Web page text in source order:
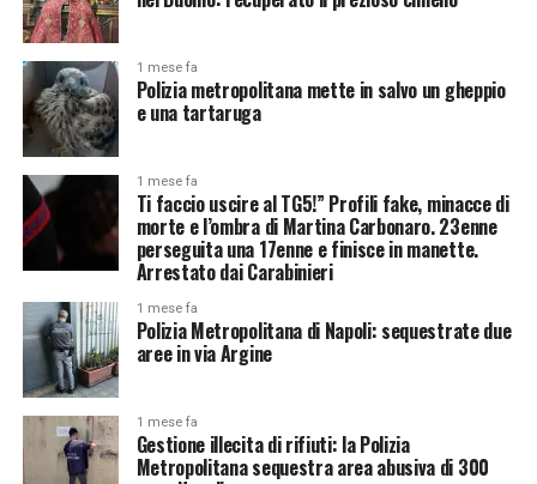
1 mese fa
Polizia metropolitana mette in salvo un gheppio
e una tartaruga
1 mese fa
Ti faccio uscire al TG5!” Profili fake, minacce di
morte e l’ombra di Martina Carbonaro. 23enne
perseguita una 17enne e finisce in manette.
Arrestato dai Carabinieri
1 mese fa
Polizia Metropolitana di Napoli: sequestrate due
aree in via Argine
1 mese fa
Gestione illecita di rifiuti: la Polizia
Metropolitana sequestra area abusiva di 300